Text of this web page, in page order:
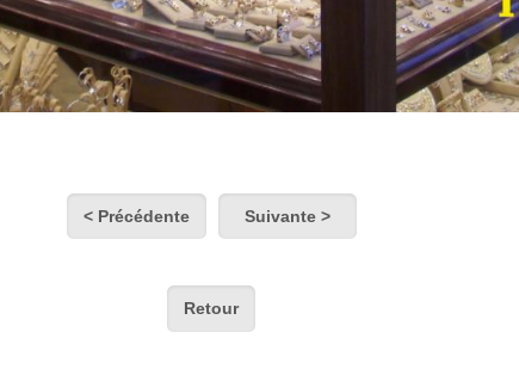
< Précédente Suivante >
Retour